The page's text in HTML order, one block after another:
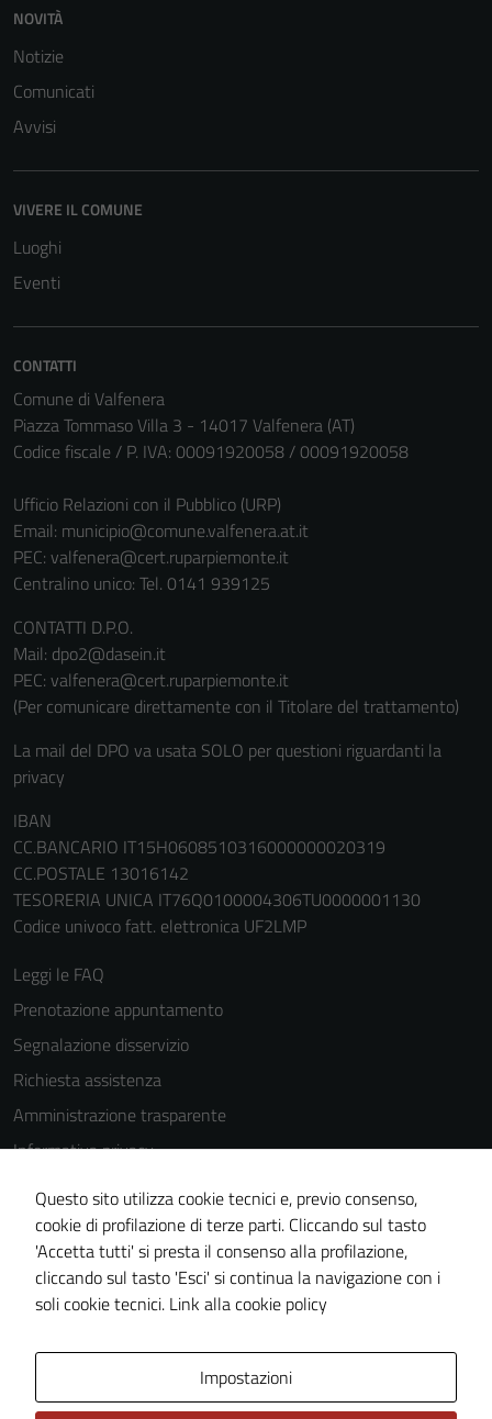
NOVITÀ
Notizie
Comunicati
Avvisi
VIVERE IL COMUNE
Luoghi
Eventi
CONTATTI
Comune di Valfenera
Piazza Tommaso Villa 3 - 14017 Valfenera (AT)
Codice fiscale / P. IVA: 00091920058 / 00091920058
Ufficio Relazioni con il Pubblico (URP)
Email: municipio@comune.valfenera.at.it
PEC: valfenera@cert.ruparpiemonte.it
Centralino unico: Tel. 0141 939125
CONTATTI D.P.O.
Mail: dpo2@dasein.it
PEC: valfenera@cert.ruparpiemonte.it
(Per comunicare direttamente con il Titolare del trattamento)
La mail del DPO va usata SOLO per questioni riguardanti la
privacy
IBAN
CC.BANCARIO IT15H0608510316000000020319
CC.POSTALE 13016142
TESORERIA UNICA IT76Q0100004306TU0000001130
Codice univoco fatt. elettronica UF2LMP
Leggi le FAQ
Prenotazione appuntamento
Segnalazione disservizio
Richiesta assistenza
Amministrazione trasparente
Informativa privacy
Cookie Policy
Note legali
Dichiarazione di accessibilità
Piano di miglioramento del sito
Questo sito utilizza cookie tecnici e, previo consenso,
cookie di profilazione di terze parti. Cliccando sul tasto
'Accetta tutti' si presta il consenso alla profilazione,
cliccando sul tasto 'Esci' si continua la navigazione con i
soli cookie tecnici. Link alla cookie policy
Impostazioni